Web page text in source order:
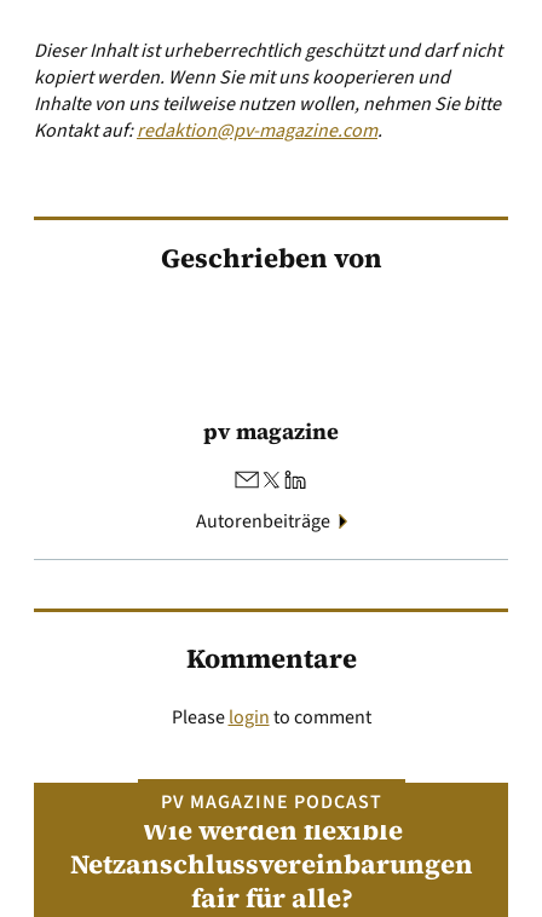
Dieser Inhalt ist urheberrechtlich geschützt und darf nicht
kopiert werden. Wenn Sie mit uns kooperieren und
Inhalte von uns teilweise nutzen wollen, nehmen Sie bitte
Kontakt auf:redaktion@pv-magazine.com.
Geschrieben von
pv magazine
Autorenbeiträge
Kommentare
Pleaseloginto comment
PV MAGAZINE PODCAST
Wie werden flexible
Netzanschlussvereinbarungen
fair für alle?